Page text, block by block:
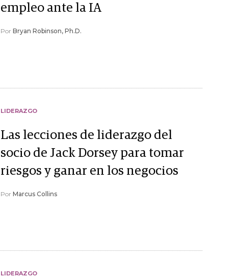
empleo ante la IA
Por Bryan Robinson, Ph.D.
LIDERAZGO
Las lecciones de liderazgo del
socio de Jack Dorsey para tomar
riesgos y ganar en los negocios
Por Marcus Collins
LIDERAZGO